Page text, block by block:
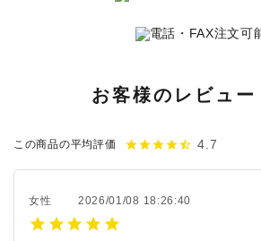
お客様のレビュー
この商品の平均評価 starstarstarstarstar_half 4.7
女性 2026/01/08 18:26:40